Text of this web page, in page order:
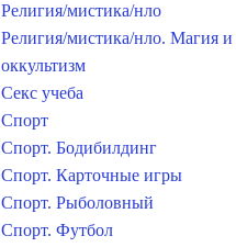
Религия/мистика/нло
Религия/мистика/нло. Магия и
оккультизм
Секс учеба
Спорт
Спорт. Бодибилдинг
Спорт. Карточные игры
Спорт. Рыболовный
Спорт. Футбол